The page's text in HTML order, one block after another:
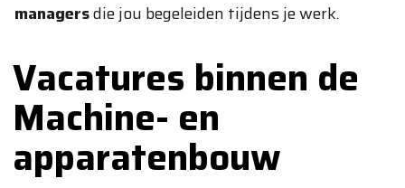
managersdie jou begeleiden tijdens je werk.
Vacatures binnen de
Machine- en
apparatenbouw